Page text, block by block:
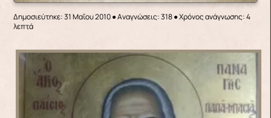
Δημοσιεύτηκε: 31 Μαΐου 2010●Αναγνώσεις: 318● Χρόνος ανάγνωσης: 4
λεπτά